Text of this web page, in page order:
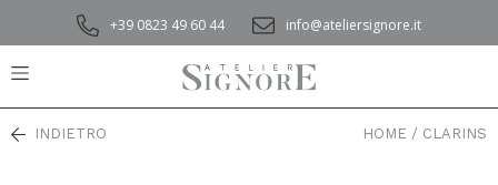
+39 0823 49 60 44 info@ateliersignore.it
INDIETRO HOME / CLARINS